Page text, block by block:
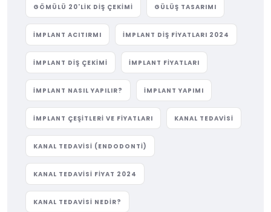
GÖMÜLÜ 20'LIK DIŞ ÇEKIMI GÜLÜŞ TASARIMI
IMPLANT ACITIRMI IMPLANT DIŞ FIYATLARI 2024
IMPLANT DIŞ ÇEKIMI IMPLANT FIYATLARI
IMPLANT NASIL YAPILIR? IMPLANT YAPIMI
IMPLANT ÇEŞITLERI VE FIYATLARI KANAL TEDAVISI
KANAL TEDAVISI (ENDODONTI)
KANAL TEDAVISI FIYAT 2024
KANAL TEDAVISI NEDIR?